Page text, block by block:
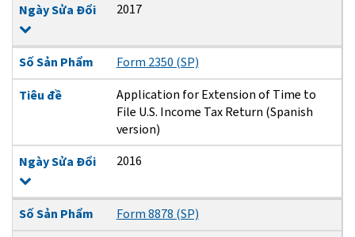
Ngày Sửa Đổi
2017
Số Sản Phẩm
Form 2350 (SP)
Tiêu đề
Application for Extension of Time to
File U.S. Income Tax Return (Spanish
version)
Ngày Sửa Đổi
2016
Số Sản Phẩm
Form 8878 (SP)